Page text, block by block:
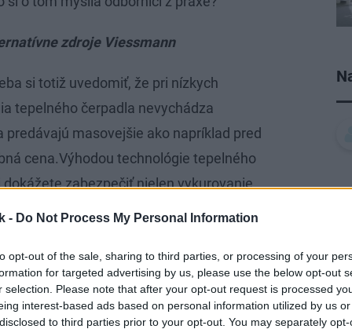
- Do Not Process My Personal Information
opt-out of the sale, sharing to third parties, or processing of your
for targeted advertising by us, please use the below opt-out
selection. Please note that after your opt-out request is processed
interest-based ads based on personal information utilized by us
to third parties prior to your opt-out. You may separately
zdroje Viessmann
si totiž uvedomiť, že pri nízkych
tepelného čerpadla nevychádza
masovejšie ako napríklad pred
cena.Výhodou technológie tepelného
zabezpečiť nielen vykurovanie,
vykurovanie a chladenie investovať do
by vás to oveľa lacnejšie než jedno
prípade náročnejšie vyriešiť reguláciu,
že budete chladiť a vykurovať v